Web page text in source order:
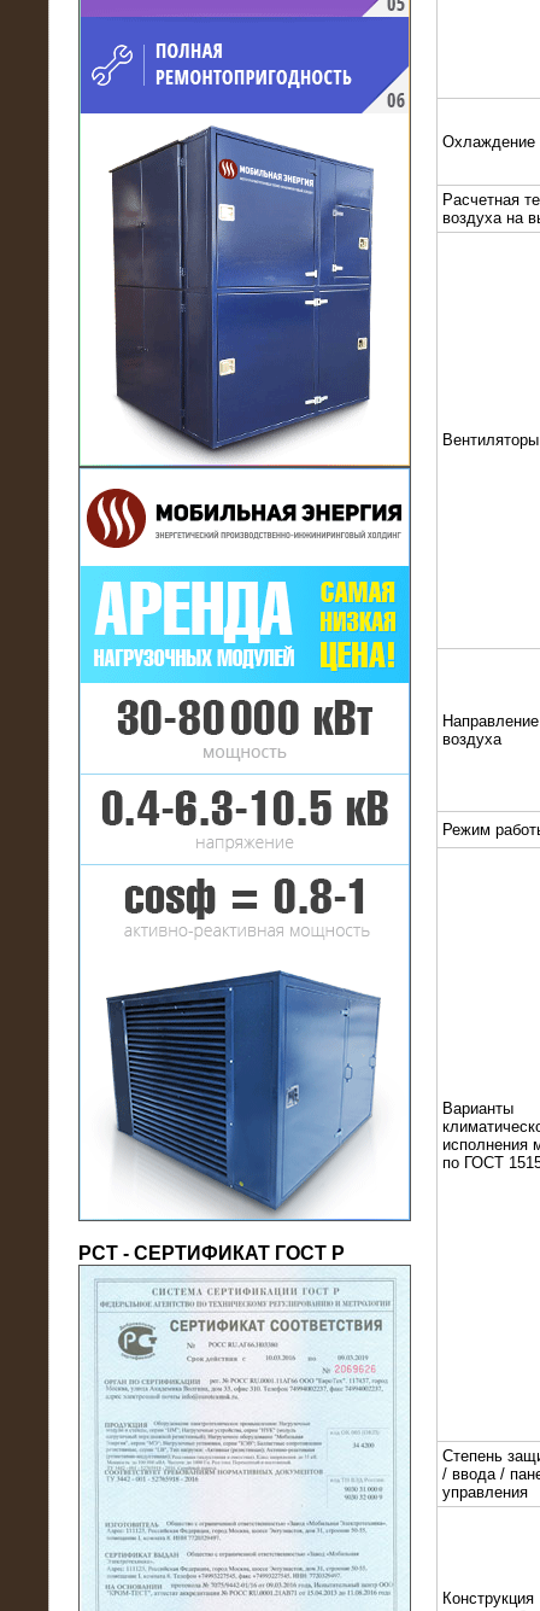
21.03.2017
Комплектная трансформаторная
подстанция 6 МВА (морское
исполнение, IP56)
16.01.2017
Аренда нагрузочного комплекса 22
МВт (10 кВ) на газовое
месторождение
17.10.2016
Резистивный высоковольтный
нагрузочный модуль 5 МВт
(напряжение 6/10 кВ)
21.08.2016
На производственное предприятие
модули 20 МВт (0,4 кВ)
РСТ - СЕРТИФИКАТ ГОСТ Р
Охлаждение
Расчетная
воздуха на
Вентиляторы
воздуха
Режим
Варианты
исполнения
по ГОСТ
Степень
/ ввода /
управления
Конструкция